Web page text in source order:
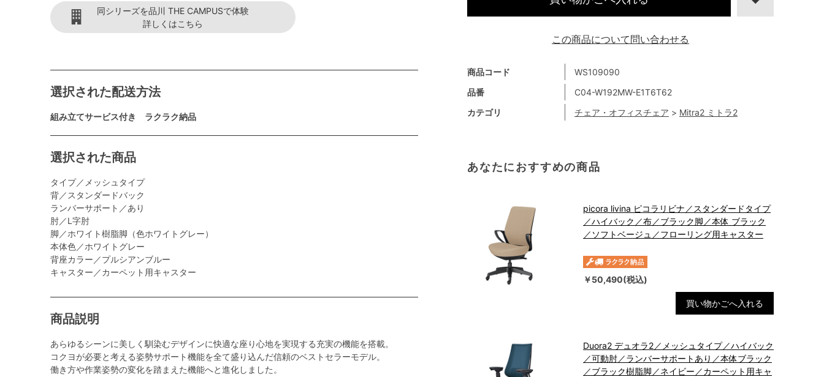
同シリーズを品川 THE CAMPUSで体験
詳しくはこちら
選択された配送方法
組み立てサービス付き ラクラク納品
選択された商品
タイプ／メッシュタイプ
背／スタンダードバック
ランバーサポート／あり
肘／L字肘
脚／ホワイト樹脂脚（色ホワイトグレー）
本体色／ホワイトグレー
背座カラー／プルシアンブルー
キャスター／カーペット用キャスター
商品説明
あらゆるシーンに美しく馴染むデザインに快適な座り心地を実現する充実の機能を搭載。
コクヨが必要と考える姿勢サポート機能を全て盛り込んだ信頼のベストセラーモデル。
働き方や作業姿勢の変化を踏まえた機能へと進化しました。
商品コード
WS109090
品番
C04-W192MW-E1T6T62
カテゴリ
チェア・オフィスチェア > Mitra2 ミトラ2
あなたにおすすめの商品
picora livina ピコラリビナ／スタンダードタイプ
／ハイバック／布／ブラック脚／本体 ブラック
／ソフトベージュ／フローリング用キャスター
￥50,490(税込)
買い物かごへ入れる
Duora2 デュオラ2／メッシュタイプ／ハイバック
／可動肘／ランバーサポートあり／本体ブラック
／ブラック樹脂脚／ネイビー／カーペット用キャ
この商品について問い合わせる